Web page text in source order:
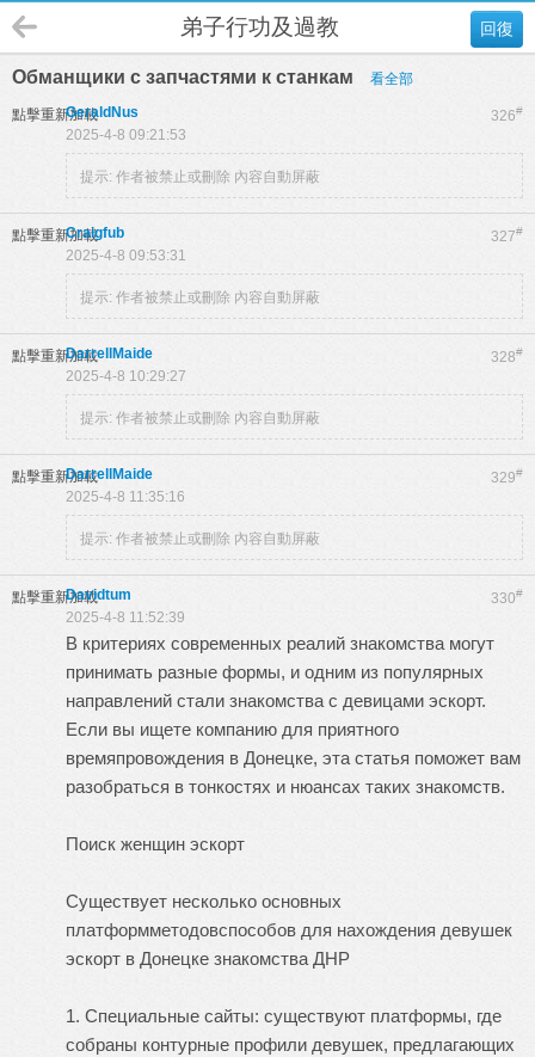
回復
弟子行功及過教
Обманщики с запчастями к станкам 看全部
點擊重新加載 326#
GeraldNus
2025-4-8 09:21:53
提示: 作者被禁止或刪除 內容自動屏蔽
點擊重新加載 327#
Craigfub
2025-4-8 09:53:31
提示: 作者被禁止或刪除 內容自動屏蔽
點擊重新加載 328#
DarrellMaide
2025-4-8 10:29:27
提示: 作者被禁止或刪除 內容自動屏蔽
點擊重新加載 329#
DarrellMaide
2025-4-8 11:35:16
提示: 作者被禁止或刪除 內容自動屏蔽
點擊重新加載 330#
Davidtum
2025-4-8 11:52:39
В критериях современных реалий знакомства могут
принимать разные формы, и одним из популярных
направлений стали знакомства с девицами эскорт.
Если вы ищете компанию для приятного
времяпровождения в Донецке, эта статья поможет вам
разобраться в тонкостях и нюансах таких знакомств.
Поиск женщин эскорт
Существует несколько основных
платформметодовспособов для нахождения девушек
эскорт в Донецке знакомства ДНР
1. Специальные сайты: существуют платформы, где
собраны контурные профили девушек, предлагающих